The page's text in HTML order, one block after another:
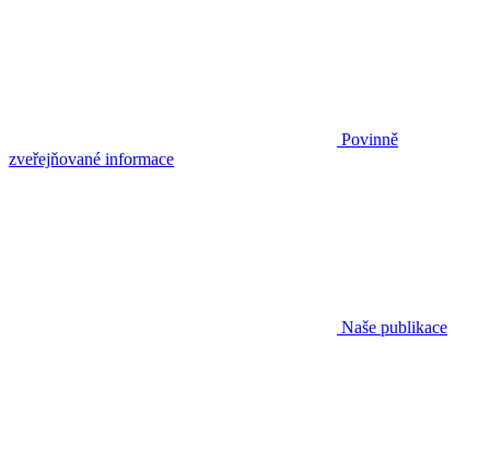
Povinně
zveřejňované informace
Naše publikace